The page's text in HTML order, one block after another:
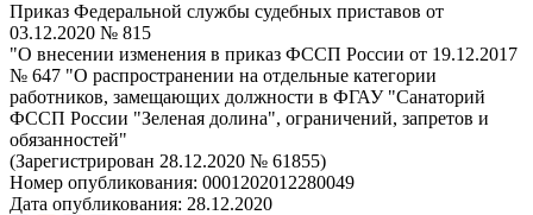
Приказ Федеральной службы судебных приставов от
03.12.2020 № 815
"О внесении изменения в приказ ФССП России от 19.12.2017
№ 647 "О распространении на отдельные категории
работников, замещающих должности в ФГАУ "Санаторий
ФССП России "Зеленая долина", ограничений, запретов и
обязанностей"
(Зарегистрирован 28.12.2020 № 61855)
Номер опубликования: 0001202012280049
Дата опубликования: 28.12.2020